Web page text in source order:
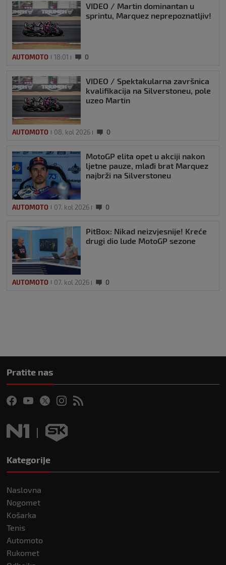
VIDEO / Martin dominantan u
sprintu, Marquez neprepoznatljiv!
AUTOMOTO 18:01 0
VIDEO / Spektakularna završnica
kvalifikacija na Silverstoneu, pole
uzeo Martin
AUTOMOTO 08. kol 2026 0
MotoGP elita opet u akciji nakon
ljetne pauze, mlađi brat Marquez
najbrži na Silverstoneu
AUTOMOTO 07. kol 2026 0
PitBox: Nikad neizvjesnije! Kreće
drugi dio lude MotoGP sezone
AUTOMOTO 07. kol 2026 0
Pratite nas
Kategorije
Naslovna
Nogomet
Košarka
Tenis
Automoto
Rukomet